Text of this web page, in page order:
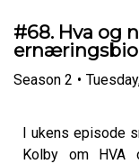
#68. Hva og
Season 2 •
I ukens episode
Kolby om